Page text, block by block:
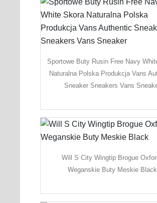
Sportowe Buty Rusin Free Navy
Naturalna Polska Produkcja Vans
Sneaker Sneakers Vans
Will S City Wingtip Brogue
Weganskie Buty Meskie Black